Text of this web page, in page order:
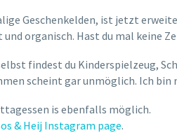
Geschenkelden, ist jetzt
und organisch. Hast du mal keine
findest du Kinderspielzeug,
scheint gar unmöglich. Ich bin
is ebenfalls möglich.
& Heij Instagram page.